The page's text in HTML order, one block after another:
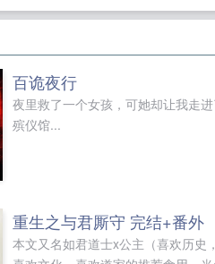
他的声音清晰地传到了每
后变成男子高中生》，《全
百种方法》cp琴酒，《
cp零，《在组织升职的方
穿书
男团选
记龙傲天好兄弟 书穿之装瞎
场 我，恶女，在线搞事 直
百诡夜行
夜里救了一个女孩，可她却让我走进
殡仪馆...
重生之与君厮守 完结+番外
本文又名如君道士x公主（喜欢历史，